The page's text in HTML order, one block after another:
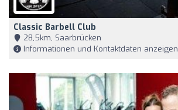
Classic Barbell Club
28,5km, Saarbrücken
Informationen und Kontaktdaten anzeigen